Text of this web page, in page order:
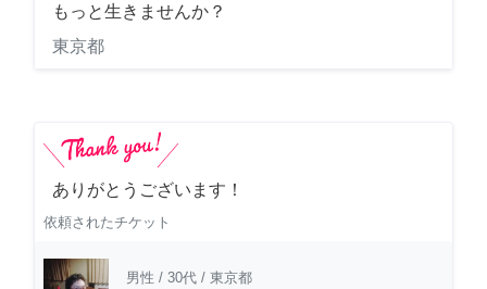
もっと生きませんか？
東京都
ありがとうございます！
依頼されたチケット
男性 / 30代 / 東京都